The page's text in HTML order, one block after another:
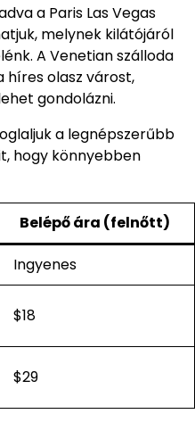
a Paris Las Vegas
melynek kilátójáról
A Venetian szálloda
híres olasz várost,
gondolázni.
a legnépszerűbb
hogy könnyebben
Belépő ára (felnőtt)
Ingyenes
$18
$29